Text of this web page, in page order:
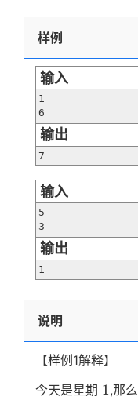
样例
输入
1
6
输出
7
输入
5
3
输出
1
说明
【样例1解释】
今天是星期 1
1,那么